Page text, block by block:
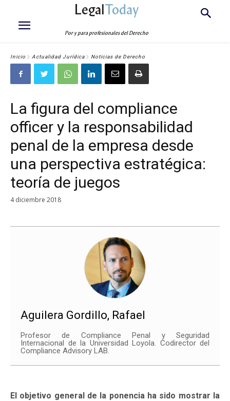
LegalToday
Por y para profesionales del Derecho
Inicio Actualidad Jurídica Noticias de Derecho
La figura del compliance
officer y la responsabilidad
penal de la empresa desde
una perspectiva estratégica:
teoría de juegos
4 diciembre 2018
Aguilera Gordillo, Rafael
Profesor de Compliance Penal y Seguridad
Internacional de la Universidad Loyola. Codirector del
Compliance Advisory LAB.
El objetivo general de la ponencia ha sido mostrar la